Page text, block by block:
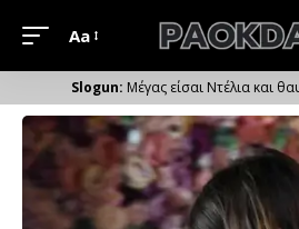
Μέγεθος
Γραμματοσειράς
Aa
Μέγας είσαι Ντέλια και